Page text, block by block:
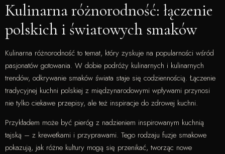
Kulinarna różnorodność: łączenie
polskich i światowych smaków
Kulinarna różnorodność to temat, który zyskuje na popularności wśród
pasjonatów gotowania. W dobie podróży kulinarnych i kulinarnych
trendów, odkrywanie smaków świata staje się codziennością. Łączenie
tradycyjnej kuchni polskiej z międzynarodowymi wpływami przynosi
nie tylko ciekawe przepisy, ale też inspiracje do zdrowej kuchni.
Przykładem może być pieróg z nadzieniem inspirowanym kuchnią
tajską – z krewetkami i przyprawami. Tego rodzaju fuzje smakowe
pokazują, jak różne kultury mogą się przenikać, tworząc nowe